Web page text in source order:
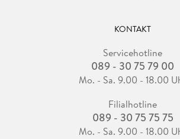
KONTAKT
Servicehotline
089 - 30 75 79 00
Mo. - Sa. 9.00 - 18.00
Filialhotline
089 - 30 75 75 75
Mo. - Sa. 9.00 - 18.00